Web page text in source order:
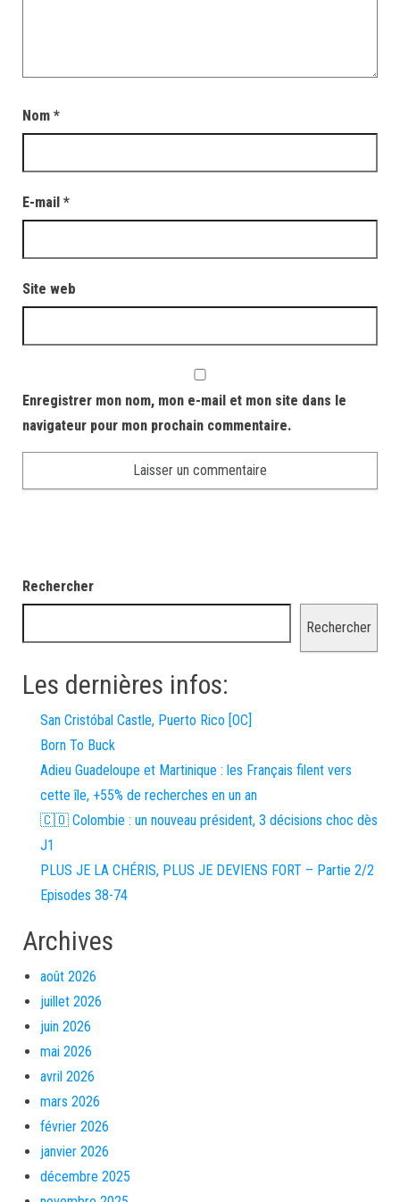
Nom *
E-mail *
Site web
Enregistrer mon nom, mon e-mail et mon site dans le
navigateur pour mon prochain commentaire.
Rechercher
Rechercher
Les dernières infos:
San Cristóbal Castle, Puerto Rico [OC]
Born To Buck
Adieu Guadeloupe et Martinique : les Français filent vers
cette île, +55% de recherches en un an
🇨🇴 Colombie : un nouveau président, 3 décisions choc dès
J1
PLUS JE LA CHÉRIS, PLUS JE DEVIENS FORT – Partie 2/2
Episodes 38-74
Archives
août 2026
juillet 2026
juin 2026
mai 2026
avril 2026
mars 2026
février 2026
janvier 2026
décembre 2025